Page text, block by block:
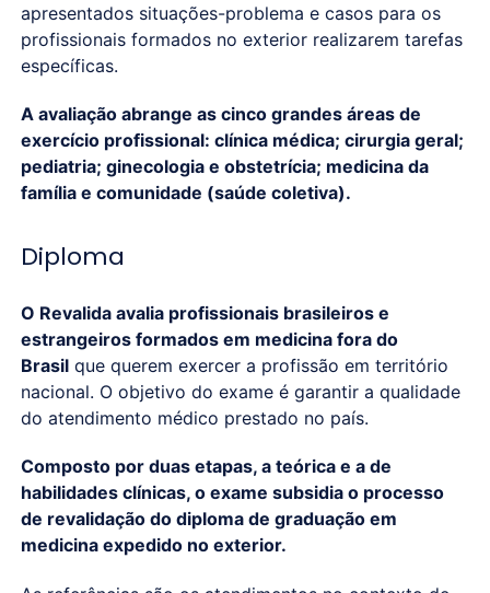
apresentados situações-problema e casos para os
profissionais formados no exterior realizarem tarefas
específicas.
A avaliação abrange as cinco grandes áreas de
exercício profissional: clínica médica; cirurgia geral;
pediatria; ginecologia e obstetrícia; medicina da
família e comunidade (saúde coletiva).
Diploma
O Revalida avalia profissionais brasileiros e
estrangeiros formados em medicina fora do
Brasilque querem exercer a profissão em território
nacional. O objetivo do exame é garantir a qualidade
do atendimento médico prestado no país.
Composto por duas etapas, a teórica e a de
habilidades clínicas, o exame subsidia o processo
de revalidação do diploma de graduação em
medicina expedido no exterior.